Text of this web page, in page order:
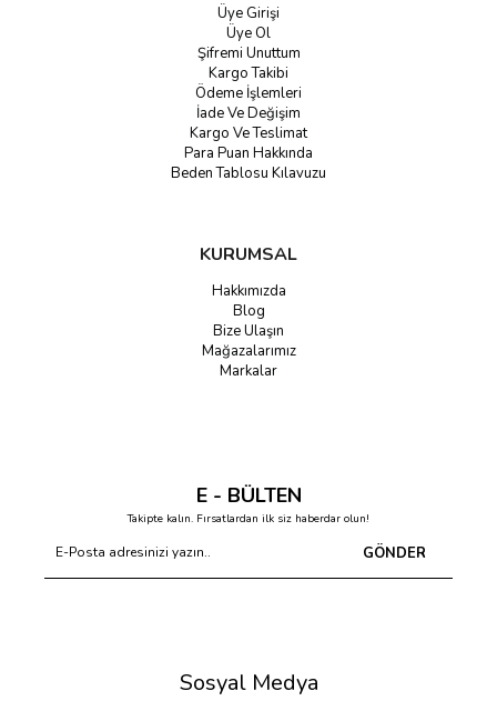
Üye Girişi
Üye Ol
Şifremi Unuttum
Kargo Takibi
Ödeme İşlemleri
İade Ve Değişim
Kargo Ve Teslimat
Para Puan Hakkında
Beden Tablosu Kılavuzu
KURUMSAL
Hakkımızda
Blog
Bize Ulaşın
Mağazalarımız
Markalar
E - BÜLTEN
Takipte kalın. Fırsatlardan ilk siz haberdar olun!
GÖNDER
Sosyal Medya